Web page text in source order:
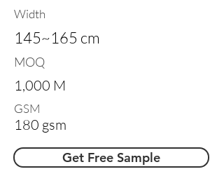
Width
145~165 cm
MOQ
1,000 M
GSM
180 gsm
Get Free Sample